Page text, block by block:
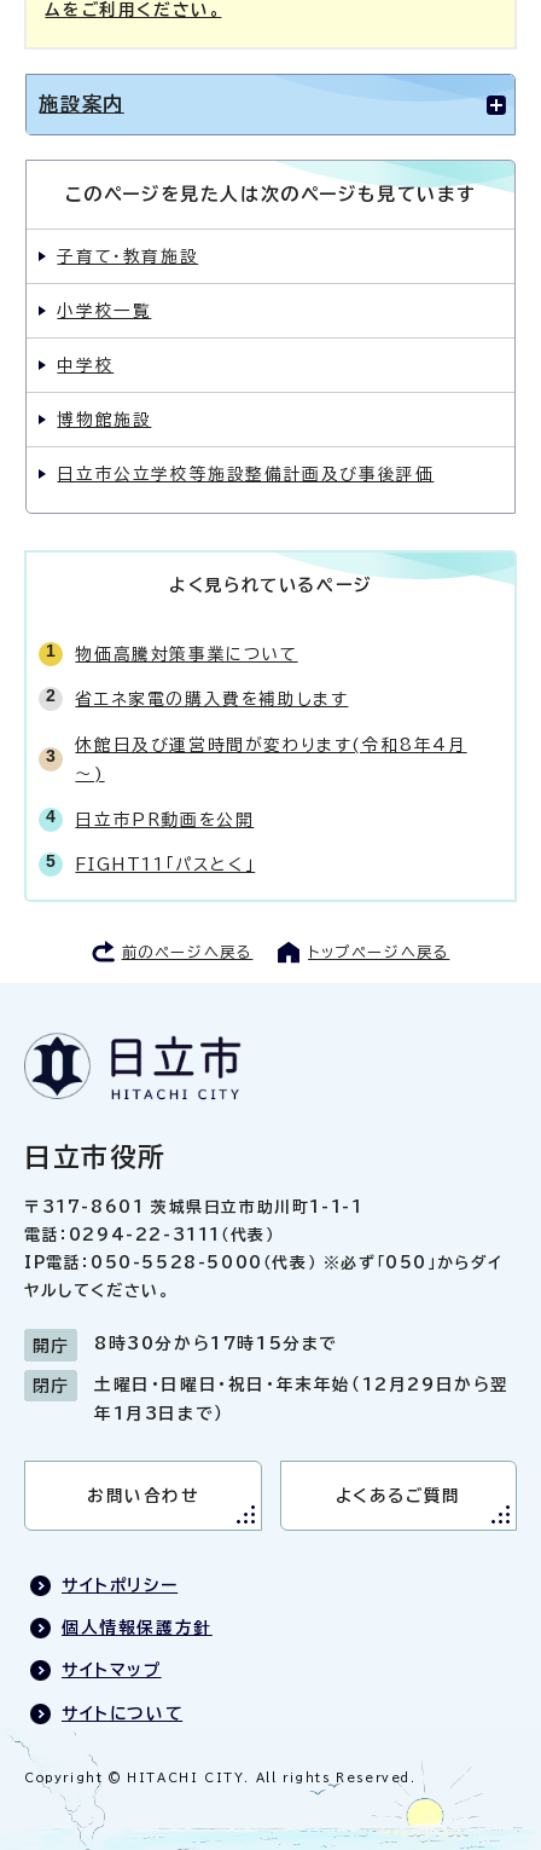
ムをご利用ください。
施設案内
このページを見た人は次のページも見ています
子育て・教育施設
小学校一覧
中学校
博物館施設
日立市公立学校等施設整備計画及び事後評価
よく見られているページ
物価高騰対策事業について
省エネ家電の購入費を補助します
休館日及び運営時間が変わります(令和8年4月
～)
日立市PR動画を公開
FIGHT11「パスとく」
前のページへ戻る トップページへ戻る
日立市役所
〒317-8601 茨城県日立市助川町1-1-1
電話：0294-22-3111（代表）
IP電話：050-5528-5000（代表） ※必ず「050」からダイ
ヤルしてください。
開庁 8時30分から17時15分まで
閉庁
土曜日・日曜日・祝日・年末年始（12月29日から翌
年1月3日まで）
お問い合わせ よくあるご質問
サイトポリシー
個人情報保護方針
サイトマップ
サイトについて
Copyright © HITACHI CITY. All rights Reserved.